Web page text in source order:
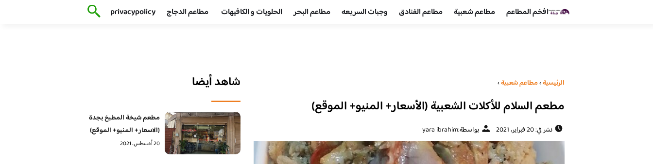
افخم المطاعم مطاعم شعبية مطاعم الفنادق وجبات السريعه مطاعم البحر الحلويات و الكافيهات ‎ مطاعم الدجاج privacypolicy
الرئيسية›مطاعم شعبية›
مطعم السلام للأكلات الشعبية (الأسعار+ المنيو+ الموقع)
نشر في: 20 فبراير، 2021 بواسطة:yara ibrahim
شاهد أيضا
مطعم شيخة المطبخ بجدة
(الاسعار+ المنيو+ الموقع)
20 أغسطس، 2021